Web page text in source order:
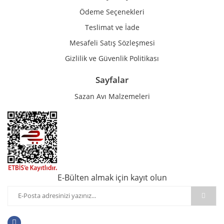
Ödeme Seçenekleri
Teslimat ve İade
Mesafeli Satış Sözleşmesi
Gizlilik ve Güvenlik Politikası
Sayfalar
Sazan Avı Malzemeleri
E-Bülten almak için kayıt olun